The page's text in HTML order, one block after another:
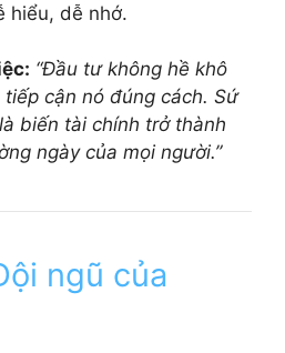
hiểu, dễ nhớ.
“Đầu tư không hề khô
cận nó đúng cách. Sứ
biến tài chính trở thành
ngày của mọi người.”
ngũ của